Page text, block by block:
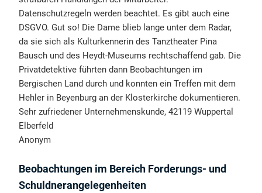
Datenschutzregeln werden beachtet. Es gibt auch eine
DSGVO. Gut so! Die Dame blieb lange unter dem Radar,
da sie sich als Kulturkennerin des Tanztheater Pina
Bausch und des Heydt-Museums rechtschaffend gab. Die
Privatdetektive führten dann Beobachtungen im
Bergischen Land durch und konnten ein Treffen mit dem
Hehler in Beyenburg an der Klosterkirche dokumentieren.
Sehr zufriedener Unternehmenskunde, 42119 Wuppertal
Elberfeld
Anonym
Beobachtungen im Bereich Forderungs- und
Schuldnerangelegenheiten